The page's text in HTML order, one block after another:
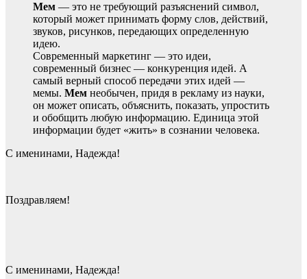
Мем — это не требующий разъяснений символ,
который может принимать форму слов, действий,
звуков, рисунков, передающих определенную
идею.
Современный маркетинг — это идеи,
современный бизнес — конкуренция идей. А
самый верный способ передачи этих идей —
мемы. Мем необычен, придя в рекламу из науки,
он может описать, объяснить, показать, упростить
и обобщить любую информацию. Единица этой
информации будет «жить» в сознании человека.
С именинами, Надежда!
Поздравляем!
С именинами, Надежда!